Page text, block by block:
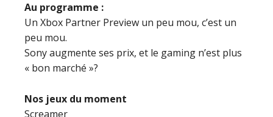
Au programme :
Un Xbox Partner Preview un peu mou, c’est un
peu mou.
Sony augmente ses prix, et le gaming n’est plus
« bon marché »?
Nos jeux du moment
Screamer